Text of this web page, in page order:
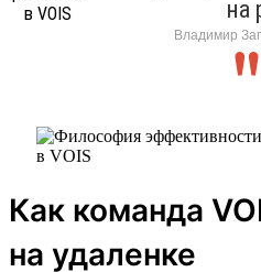
на
Владимир
Как команда
на удаленке